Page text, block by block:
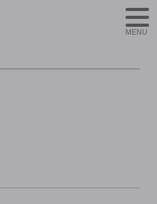
MENU